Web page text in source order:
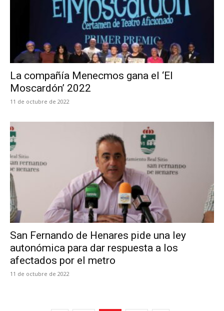
La compañía Menecmos gana el ‘El
Moscardón’ 2022
11 de octubre de 2022
San Fernando de Henares pide una ley
autonómica para dar respuesta a los
afectados por el metro
11 de octubre de 2022